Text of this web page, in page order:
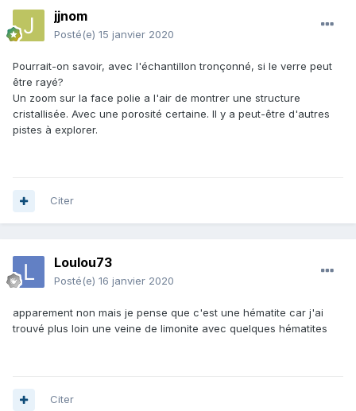
jjnom
Posté(e) 15 janvier 2020
Pourrait-on savoir, avec l'échantillon tronçonné, si le verre peut
être rayé?
Un zoom sur la face polie a l'air de montrer une structure
cristallisée. Avec une porosité certaine. Il y a peut-être d'autres
pistes à explorer.
Citer
Loulou73
Posté(e) 16 janvier 2020
apparement non mais je pense que c'est une hématite car j'ai
trouvé plus loin une veine de limonite avec quelques hématites
Citer